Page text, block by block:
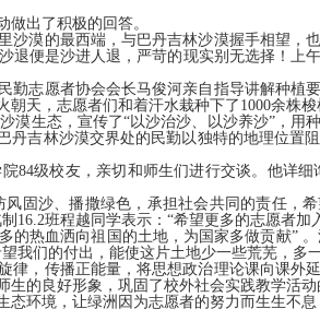
出了积极的回答。
漠的最西端，与巴丹吉林沙漠握手相望
便是沙进人退，严苛的现实别无选择！
志愿者协会会长马俊河亲自指导讲解种
天，志愿者们和着汗水栽种下了1000余株
漠生态，宣传了“以沙治沙、以沙养沙”，
丹吉林沙漠交界处的民勤以独特的地理位
84级校友，亲切和师生们进行交谈。他详
固沙、播撒绿色，承担社会共同的责任
16.2班程越同学表示：“希望更多的志愿者
热血洒向祖国的土地，为国家多做贡献”
我们的付出，能使这片土地少一些荒芜，多一
，传播正能量，将思想政治理论课向课
的良好形象，巩固了校外社会实践教学活动
环境，让绿洲因为志愿者的努力而生生不息